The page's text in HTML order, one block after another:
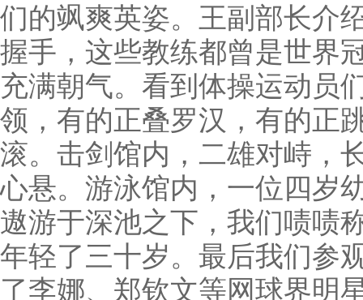
们的飒爽英姿。王副部长介
握手，这些教练都曾是世界
充满朝气。看到体操运动员
领，有的正叠罗汉，有的正
滚。击剑馆内，二雄对峙，
心悬。游泳馆内，一位四岁
遨游于深池之下，我们啧啧
年轻了三十岁。最后我们参
了李娜、郑钦文等网球界明